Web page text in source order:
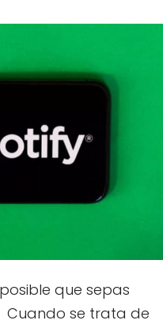
que sepas
Cuando se trata de